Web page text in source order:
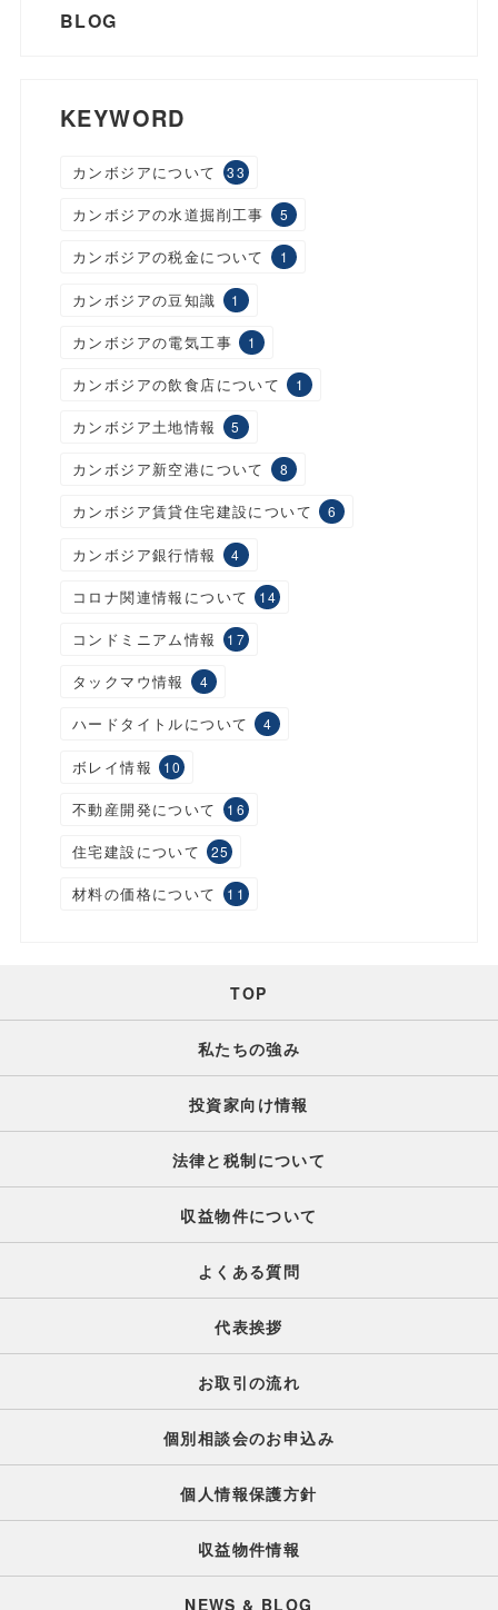
BLOG
KEYWORD
カンボジアについて 33
カンボジアの水道掘削工事 5
カンボジアの税金について 1
カンボジアの豆知識 1
カンボジアの電気工事 1
カンボジアの飲食店について 1
カンボジア土地情報 5
カンボジア新空港について 8
カンボジア賃貸住宅建設について 6
カンボジア銀行情報 4
コロナ関連情報について 14
コンドミニアム情報 17
タックマウ情報 4
ハードタイトルについて 4
ボレイ情報 10
不動産開発について 16
住宅建設について 25
材料の価格について 11
TOP
私たちの強み
投資家向け情報
法律と税制について
収益物件について
よくある質問
代表挨拶
お取引の流れ
個別相談会のお申込み
個人情報保護方針
収益物件情報
NEWS & BLOG